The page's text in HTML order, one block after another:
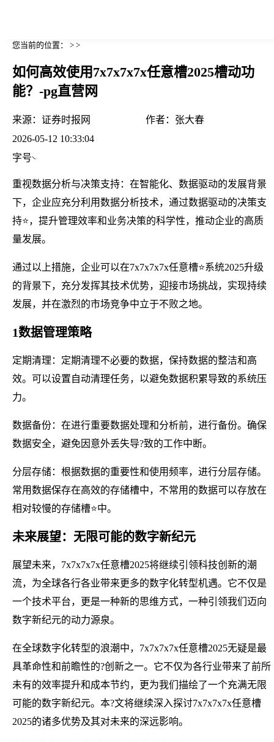
您当前的位置： > >
如何高效使用7x7x7x7x任意槽2025槽动功
能？-pg直营网
来源： 证券时报网 作者： 张大春
2026-05-12 10:33:04
字号
重视数据分析与决策支持：在智能化、数据驱动的发展背景
下，企业应充分利用数据分析技术，通过数据驱动的决策支
持⭐，提升管理效率和业务决策的科学性，推动企业的高质
量发展。
通过以上措施，企业可以在7x7x7x7x任意槽⭐系统2025升级
的背景下，充分发挥其技术优势，迎接市场挑战，实现持续
发展，并在激烈的市场竞争中立于不败之地。
1数据管理策略
定期清理：定期清理不必要的数据，保持数据的整洁和高
效。可以设置自动清理任务，以避免数据积累导致的系统压
力。
数据备份：在进行重要数据处理和分析前，进行备份。确保
数据安全，避免因意外丢失导?致的工作中断。
分层存储：根据数据的重要性和使用频率，进行分层存储。
常用数据保存在高效的存储槽中，不常用的数据可以存放在
相对较慢的存储槽⭐中。
未来展望：无限可能的数字新纪元
展望未来，7x7x7x7x任意槽2025将继续引领科技创新的潮
流，为全球各行各业带来更多的数字化转型机遇。它不仅是
一个技术平台，更是一种新的思维方式，一种引领我们迈向
数字新纪元的动力源泉。
在全球数字化转型的浪潮中，7x7x7x7x任意槽2025无疑是最
具革命性和前瞻性的?创新之一。它不仅为各行业带来了前所
未有的效率提升和成本节约，更为我们描绘了一个充满无限
可能的数字新纪元。本?文将继续深入探讨7x7x7x7x任意槽
2025的诸多优势及其对未来的深远影响。